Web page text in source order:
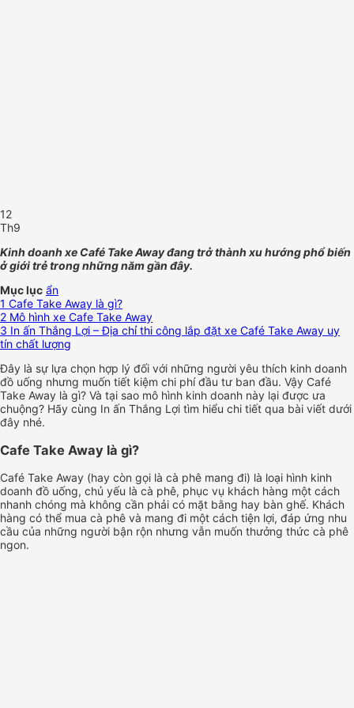
12
Th9
Kinh doanh xe Café Take Away đang trở thành xu hướng phổ biến
ở giới trẻ trong những năm gần đây.
Mục lục ẩn
1 Cafe Take Away là gì?
2 Mô hình xe Cafe Take Away
3 In ấn Thắng Lợi – Địa chỉ thi công lắp đặt xe Café Take Away uy
tín chất lượng
Đây là sự lựa chọn hợp lý đối với những người yêu thích kinh doanh
đồ uống nhưng muốn tiết kiệm chi phí đầu tư ban đầu. Vậy Café
Take Away là gì? Và tại sao mô hình kinh doanh này lại được ưa
chuộng? Hãy cùng In ấn Thắng Lợi tìm hiểu chi tiết qua bài viết dưới
đây nhé.
Cafe Take Away là gì?
Café Take Away (hay còn gọi là cà phê mang đi) là loại hình kinh
doanh đồ uống, chủ yếu là cà phê, phục vụ khách hàng một cách
nhanh chóng mà không cần phải có mặt bằng hay bàn ghế. Khách
hàng có thể mua cà phê và mang đi một cách tiện lợi, đáp ứng nhu
cầu của những người bận rộn nhưng vẫn muốn thưởng thức cà phê
ngon.